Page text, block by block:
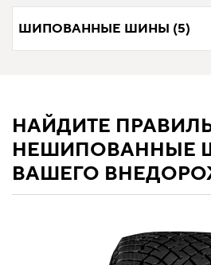
ШИПОВАННЫЕ ШИНЫ (5)
НАЙДИТЕ
НЕШИПОВАННЫЕ
ВАШЕГО